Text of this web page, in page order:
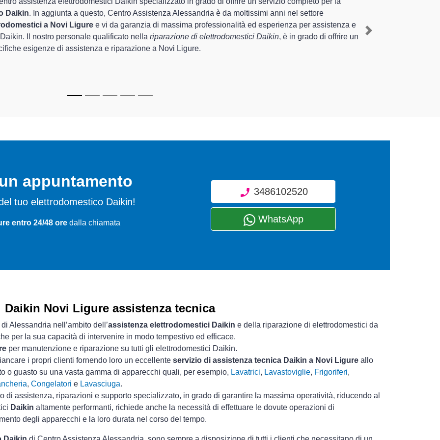
Centro Assistenza Alessandria sono in grado di garantire al cliente esperienza pluriennale nel territorio di Novi Ligure e
riguarda la sistemazione e lariparazione del tuo elettrodomestico Daikin a Novi Ligure, mediante il ripristino rapido
degli apparecchi.
specializzatidi Centro Assistenza Alessandria sono in grado di fornire interventi di diverse tipologie sugli
Next
appuntamento
tuo elettrodomestico Daikin!
entro 24/48 ore dalla chiamata
3486102520
WhatsApp
Daikin Novi Ligure assistenza tecnica
Alessandria nell’ambito dell’assistenza elettrodomestici Daikin e della riparazione di elettrodomestici da
per la sua capacità di intervenire in modo tempestivo ed efficace.
per manutenzione e riparazione su tutti gli elettrodomestici Daikin.
i propri clienti fornendo loro un eccellente servizio di assistenza tecnica Daikin a Novi Ligure allo
o guasto su una vasta gamma di apparecchi quali, per esempio, Lavatrici, Lavastoviglie, Frigoriferi,
, Congelatori e Lavasciuga.
assistenza, riparazioni e supporto specializzato, in grado di garantire la massima operatività, riducendo al
Daikin altamente performanti, richiede anche la necessità di effettuare le dovute operazioni di
degli apparecchi e la loro durata nel corso del tempo.